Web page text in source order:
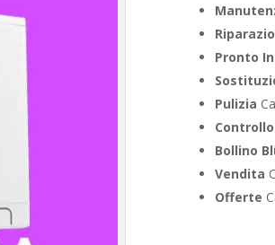
Pronto
Pulizia
Bollino
Vendita
Offerte